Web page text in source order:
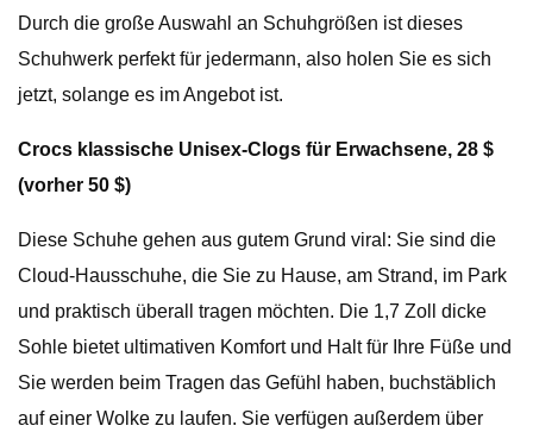
Durch die große Auswahl an Schuhgrößen ist dieses
Schuhwerk perfekt für jedermann, also holen Sie es sich
jetzt, solange es im Angebot ist.
Crocs klassische Unisex-Clogs für Erwachsene, 28 $
(vorher 50 $)
Diese Schuhe gehen aus gutem Grund viral: Sie sind die
Cloud-Hausschuhe, die Sie zu Hause, am Strand, im Park
und praktisch überall tragen möchten. Die 1,7 Zoll dicke
Sohle bietet ultimativen Komfort und Halt für Ihre Füße und
Sie werden beim Tragen das Gefühl haben, buchstäblich
auf einer Wolke zu laufen. Sie verfügen außerdem über